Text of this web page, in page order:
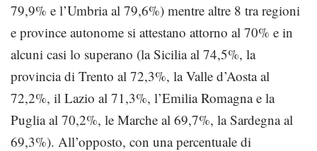
79,9% e l’Umbria al 79,6%) mentre altre 8 tra regioni
e province autonome si attestano attorno al 70% e in
alcuni casi lo superano (la Sicilia al 74,5%, la
provincia di Trento al 72,3%, la Valle d’Aosta al
72,2%, il Lazio al 71,3%, l’Emilia Romagna e la
Puglia al 70,2%, le Marche al 69,7%, la Sardegna al
69,3%). All’opposto, con una percentuale di